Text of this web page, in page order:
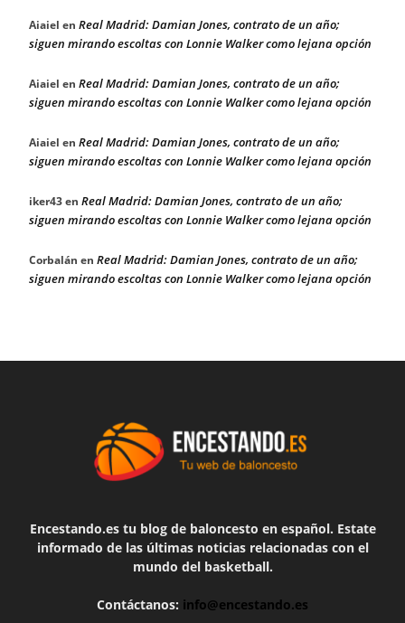
Aiaiel en Real Madrid: Damian Jones, contrato de un año;
siguen mirando escoltas con Lonnie Walker como lejana opción
Aiaiel en Real Madrid: Damian Jones, contrato de un año;
siguen mirando escoltas con Lonnie Walker como lejana opción
Aiaiel en Real Madrid: Damian Jones, contrato de un año;
siguen mirando escoltas con Lonnie Walker como lejana opción
iker43en Real Madrid: Damian Jones, contrato de un año;
siguen mirando escoltas con Lonnie Walker como lejana opción
Corbalán en Real Madrid: Damian Jones, contrato de un año;
siguen mirando escoltas con Lonnie Walker como lejana opción
Encestando.es tu blog de baloncesto en español. Estate
informado de las últimas noticias relacionadas con el
mundo del basketball.
Contáctanos: info@encestando.es